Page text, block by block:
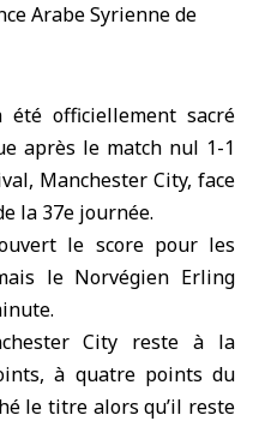
été officiellement sacré
après le match nul 1-1
Manchester City, face
la 37e journée.
le score pour les
le Norvégien Erling
City reste à la
à quatre points du
le titre alors qu’il reste